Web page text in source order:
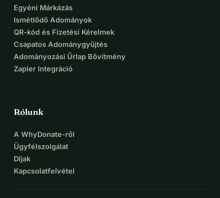
Egyéni Márkázás
Ismétlődő Adományok
QR-kód és Fizetési Kérelmek
Csapatos Adománygyűjtés
Adományozási Űrlap Bővítmény
Zapier Integráció
Rólunk
A WhyDonate-ről
Ügyfélszolgálat
Díjak
Kapcsolatfelvétel